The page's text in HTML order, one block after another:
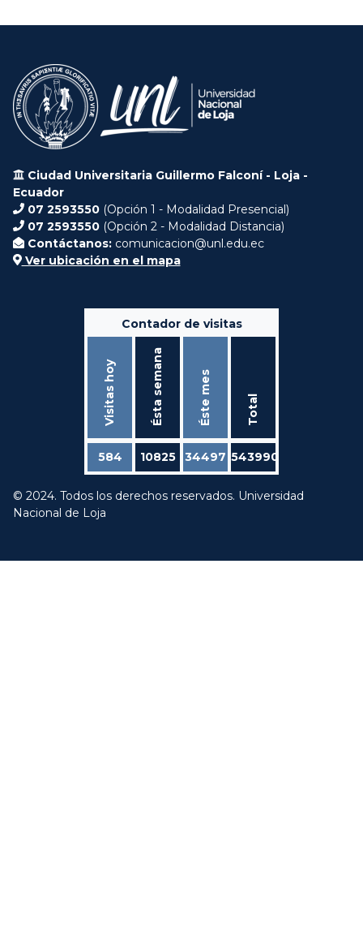
Ciudad Universitaria Guillermo Falconí - Loja -
Ecuador
07 2593550 (Opción 1 - Modalidad Presencial)
07 2593550 (Opción 2 - Modalidad Distancia)
Contáctanos: comunicacion@unl.edu.ec
Ver ubicación en el mapa
Contador de visitas
Visitas hoy Ésta semana Éste mes Total
584 10825 34497 543990
© 2024. Todos los derechos reservados. Universidad
Nacional de Loja